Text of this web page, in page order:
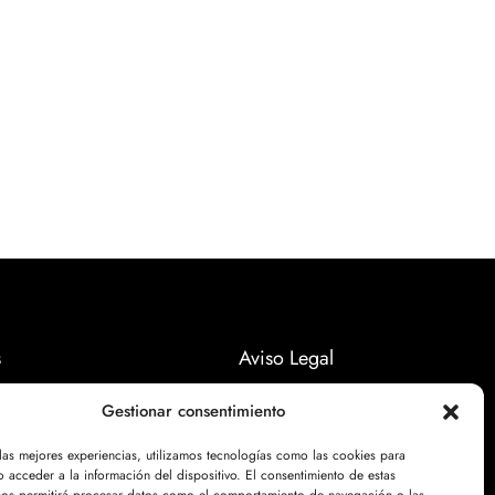
Gestionar consentimiento
mejores experiencias, utilizamos tecnologías como las cookies para
acceder a la información del dispositivo. El consentimiento de estas
Aviso Legal
Políticas Privacidad
Politicas Cookies